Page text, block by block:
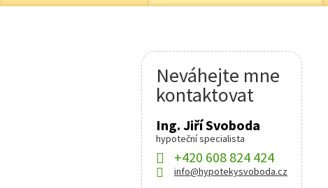
Neváhejte mne
kontaktovat
Ing. Jiří Svoboda
hypoteční specialista
+420 608 824 424
info@hypotekysvoboda.cz